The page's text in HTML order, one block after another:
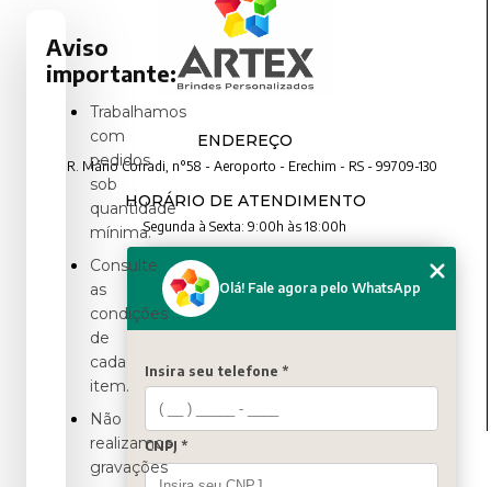
ENDEREÇO
R. Mário Corradi, n°58 - Aeroporto - Erechim - RS - 99709-130
HORÁRIO DE ATENDIMENTO
Segunda à Sexta: 9:00h às 18:00h
CONTATO
(54) 3321-4699
contato@artexbrindes.com.br
Olá! Fale agora pelo WhatsApp
Insira seu telefone *
CNPJ *
Aviso
importante:
Trabalhamos
com
pedidos
sob
quantidade
mínima.
Consulte
as
condições
de
cada
item.
Não
realizamos
gravações